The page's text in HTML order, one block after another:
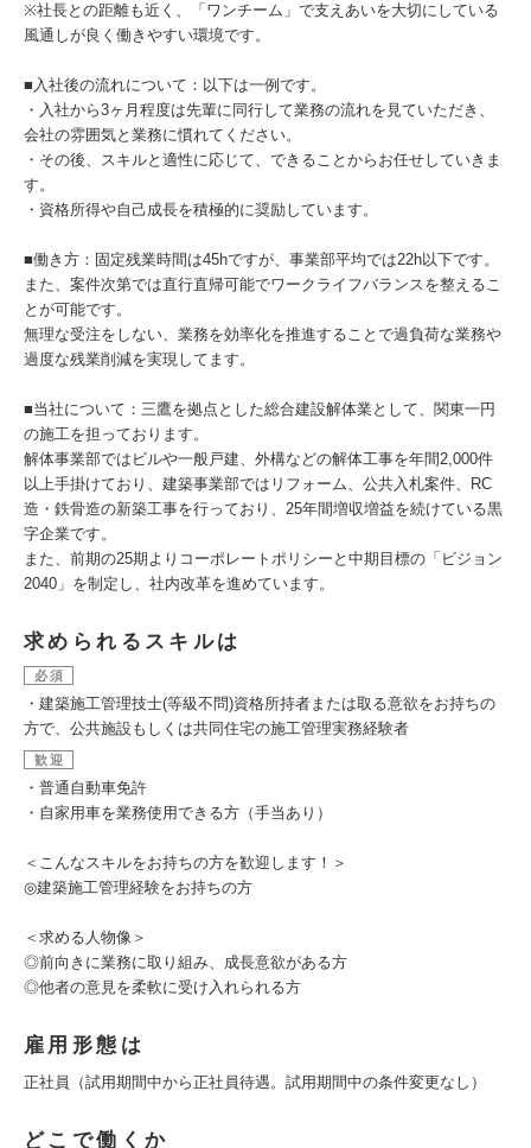
※社長との距離も近く、「ワンチーム」で支えあいを大切にしている
風通しが良く働きやすい環境です。
■入社後の流れについて：以下は一例です。
・入社から3ヶ月程度は先輩に同行して業務の流れを見ていただき、
会社の雰囲気と業務に慣れてください。
・その後、スキルと適性に応じて、できることからお任せしていきま
す。
・資格所得や自己成長を積極的に奨励しています。
■働き方：固定残業時間は45hですが、事業部平均では22h以下です。
また、案件次第では直行直帰可能でワークライフバランスを整えるこ
とが可能です。
無理な受注をしない、業務を効率化を推進することで過負荷な業務や
過度な残業削減を実現してます。
■当社について：三鷹を拠点とした総合建設解体業として、関東一円
の施工を担っております。
解体事業部ではビルや一般戸建、外構などの解体工事を年間2,000件
以上手掛けており、建築事業部ではリフォーム、公共入札案件、RC
造・鉄骨造の新築工事を行っており、25年間増収増益を続けている黒
字企業です。
また、前期の25期よりコーポレートポリシーと中期目標の「ビジョン
2040」を制定し、社内改革を進めています。
求められるスキルは
必須
・建築施工管理技士(等級不問)資格所持者または取る意欲をお持ちの
方で、公共施設もしくは共同住宅の施工管理実務経験者
歓迎
・普通自動車免許
・自家用車を業務使用できる方（手当あり）
＜こんなスキルをお持ちの方を歓迎します！＞
◎建築施工管理経験をお持ちの方
＜求める人物像＞
◎前向きに業務に取り組み、成長意欲がある方
◎他者の意見を柔軟に受け入れられる方
雇用形態は
正社員（試用期間中から正社員待遇。試用期間中の条件変更なし）
どこで働くか